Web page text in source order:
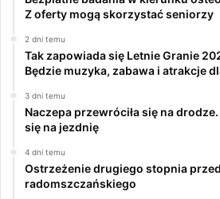
Z oferty mogą skorzystać seniorzy
2 dni temu
Tak zapowiada się Letnie Granie
Będzie muzyka, zabawa i atrakcje
3 dni temu
Naczepa przewróciła się na
się na jezdnię
4 dni temu
Ostrzeżenie drugiego stopnia
radomszczańskiego